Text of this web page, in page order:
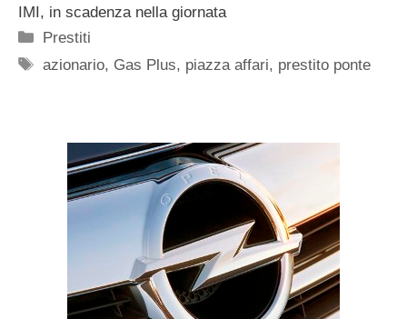
IMI, in scadenza nella giornata
Categorie
Prestiti
Tag
azionario, Gas Plus, piazza affari, prestito ponte